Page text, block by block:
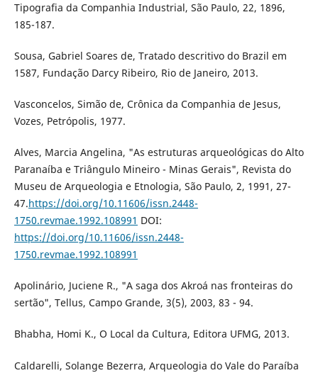
Tipografia da Companhia Industrial, São Paulo, 22, 1896,
185-187.
Sousa, Gabriel Soares de, Tratado descritivo do Brazil em
1587, Fundação Darcy Ribeiro, Rio de Janeiro, 2013.
Vasconcelos, Simão de, Crônica da Companhia de Jesus,
Vozes, Petrópolis, 1977.
Alves, Marcia Angelina, "As estruturas arqueológicas do Alto
Paranaíba e Triângulo Mineiro - Minas Gerais", Revista do
Museu de Arqueologia e Etnologia, São Paulo, 2, 1991, 27-
47.https://doi.org/10.11606/issn.2448-
1750.revmae.1992.108991 DOI:
https://doi.org/10.11606/issn.2448-
1750.revmae.1992.108991
Apolinário, Juciene R., "A saga dos Akroá nas fronteiras do
sertão", Tellus, Campo Grande, 3(5), 2003, 83 - 94.
Bhabha, Homi K., O Local da Cultura, Editora UFMG, 2013.
Caldarelli, Solange Bezerra, Arqueologia do Vale do Paraíba